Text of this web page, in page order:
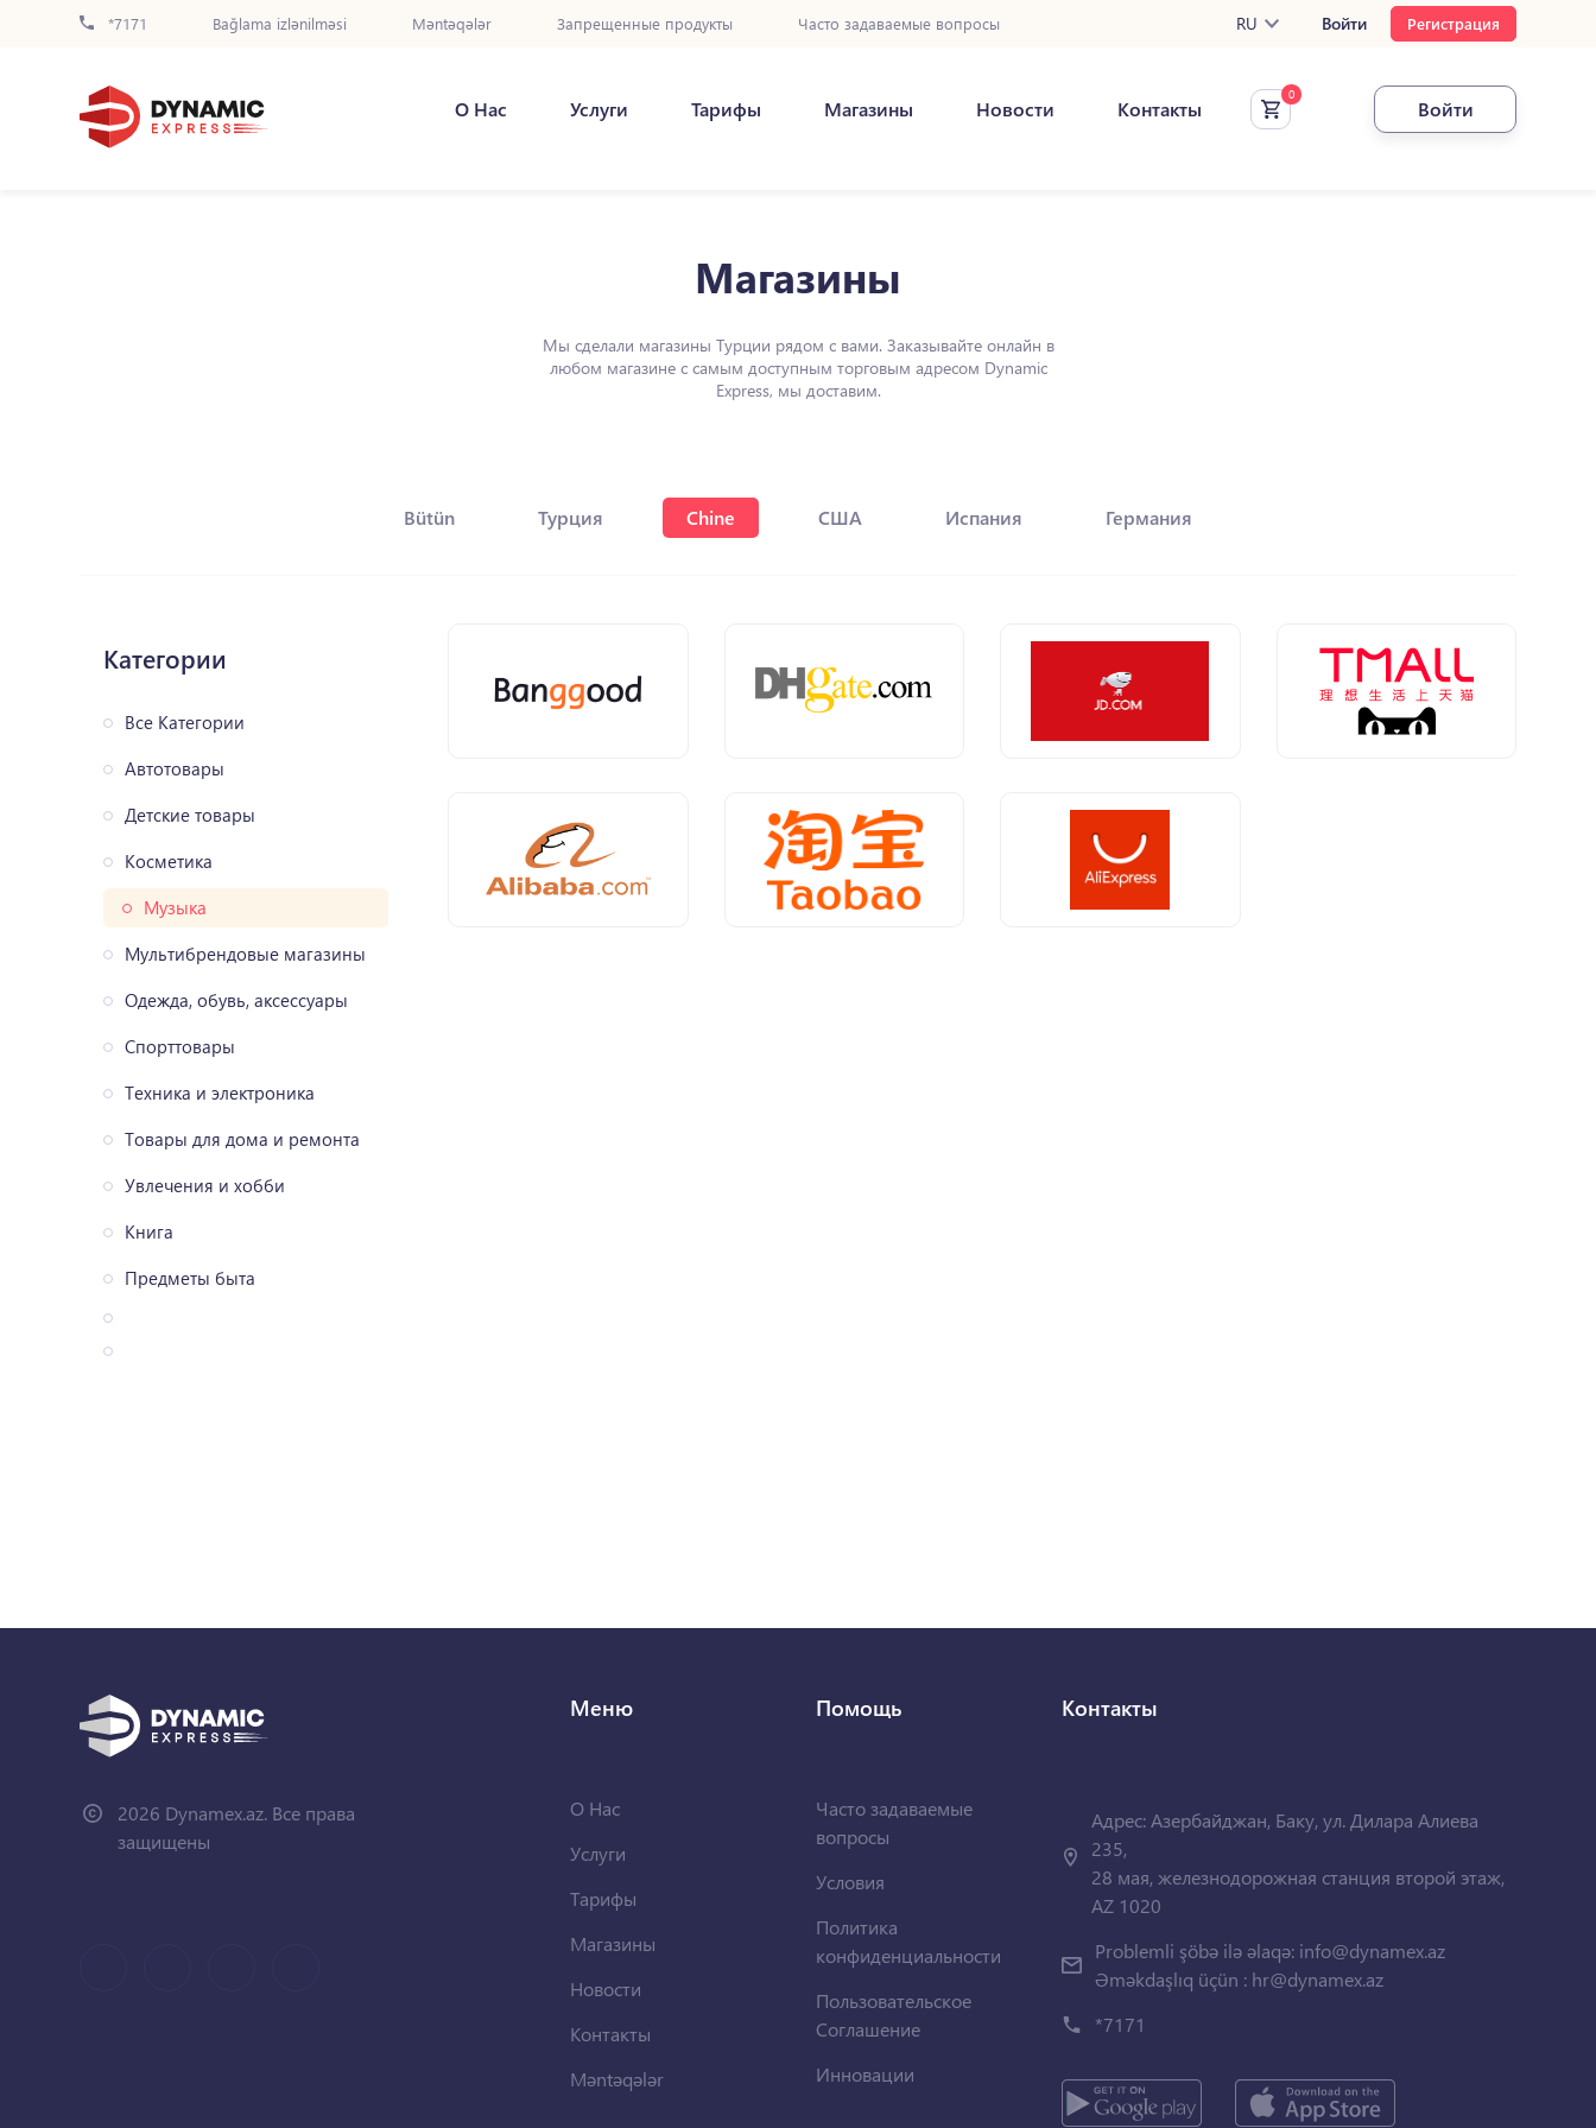
*7171 Bağlama izlənilməsi Məntəqələr Запрещенные продукты Часто задаваемые вопросы RU Войти Регистрация
О Нас Услуги Тарифы Магазины Новости Контакты Войти
Магазины
Мы сделали магазины Турции рядом с вами. Заказывайте онлайн в
любом магазине с самым доступным торговым адресом Dynamic
Express, мы доставим.
Bütün Турция Chine США Испания Германия
Категории
Все Категории
Автотовары
Детские товары
Косметика
Музыка
Мультибрендовые магазины
Одежда, обувь, аксессуары
Спорттовары
Техника и электроника
Товары для дома и ремонта
Увлечения и хобби
Книга
Предметы быта
2026 Dynamex.az. Все права
защищены
Меню
О Нас
Услуги
Тарифы
Магазины
Новости
Контакты
Məntəqələr
Помощь
Часто задаваемые
вопросы
Условия
Политика
конфиденциальности
Пользовательское
Соглашение
Инновации
Контакты
Адрес: Азербайджан, Баку, ул. Дилара Алиева
235,
28 мая, железнодорожная станция второй этаж,
AZ 1020
Problemli şöbə ilə əlaqə: info@dynamex.az
Əməkdaşlıq üçün : hr@dynamex.az
*7171